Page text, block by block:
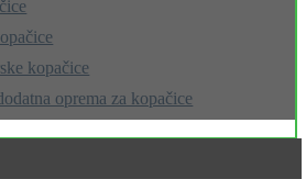
kopačice
oprema za kopačice